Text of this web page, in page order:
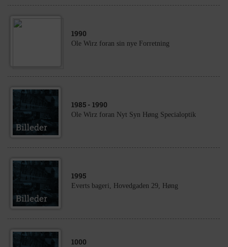
1990
Ole Wirz foran sin nye Forretning
1985 - 1990
Ole Wirz foran Nyt Syn Høng Specialoptik
1995
Everts bageri, Hovedgaden 29, Høng
1000